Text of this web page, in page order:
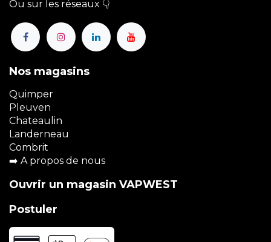
Ou sur les réseaux 👇
Nos magasins
Quimper
Pleuven
Chateaulin
Landerneau
Combrit
➡️ A propos de nous
Ouvrir un magasin VAPWEST
Postuler